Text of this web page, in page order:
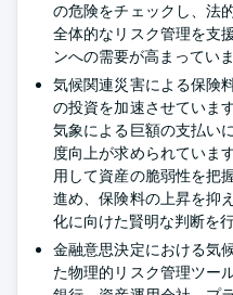
の危険をチェックし、法
全体的なリスク管理を支
ンへの需要が高まっていま
気候関連災害による保険
の投資を加速させていま
気象による巨額の支払い
度向上が求められていま
用して資産の脆弱性を把
進め、保険料の上昇を抑
化に向けた賢明な判断を
金融意思決定における気
た物理的リスク管理ツー